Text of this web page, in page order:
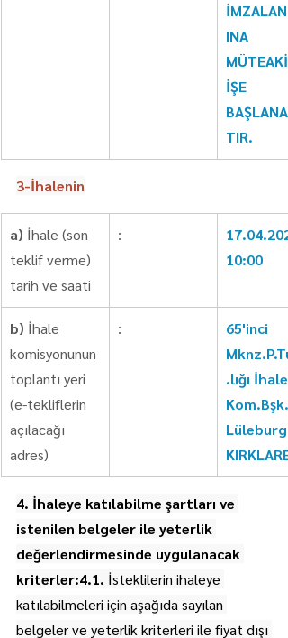
INA
İŞE
TIR.
3-İhalenin
a) İhale (son
teklif verme)
tarih ve saati
:
10:00
b) İhale
komisyonunun
toplantı yeri
(e-tekliflerin
açılacağı
adres)
:
65'inci
.lığı İhale
4. İhaleye katılabilme şartları ve
istenilen belgeler ile yeterlik
değerlendirmesinde uygulanacak
kriterler:4.1. İsteklilerin ihaleye
katılabilmeleri için aşağıda sayılan
belgeler ve yeterlik kriterleri ile fiyat dışı